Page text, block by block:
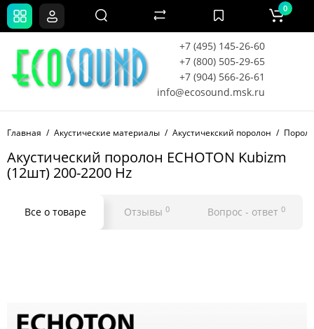
+7 (495) 145-26-60
+7 (800) 505-29-65
+7 (904) 566-26-61
info@ecosound.msk.ru
0
Главная Акустические материалы Акустичекский поролон
Акустический поролон ECHOTON Kubizm
(12шт) 200-2200 Hz
Все о товаре Отзывы 0 Вопрос - ответ 0